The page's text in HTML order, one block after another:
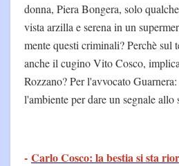
donna, Piera Bongera, solo
vista arzilla e serena in un
mente questi criminali? Perchè sul
anche il cugino Vito Cosco,
Rozzano? Per l'avvocato
l'ambiente per dare un segnale allo
- Carlo Cosco: la bestia si sta